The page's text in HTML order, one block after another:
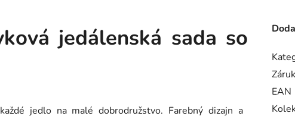
jedálenská sada so
jedlo na malé dobrodružstvo. Farebný dizajn a
EAN